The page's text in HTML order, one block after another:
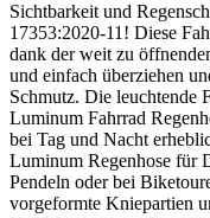
Sichtbarkeit und
17353:2020-11! Diese
dank der weit zu
und einfach überziehen
Schmutz. Die leuchtende
Luminum Fahrrad
bei Tag und Nacht
Luminum Regenhose für
Pendeln oder bei
vorgeformte Kniepartien